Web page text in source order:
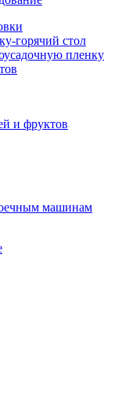
горячий стол
пленку
и фруктов
машинам